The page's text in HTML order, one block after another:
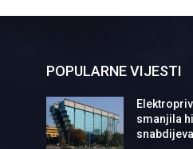
POPULARNE VIJESTI
smanjila